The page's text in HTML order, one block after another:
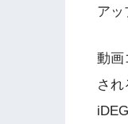
アッ
動画
さ